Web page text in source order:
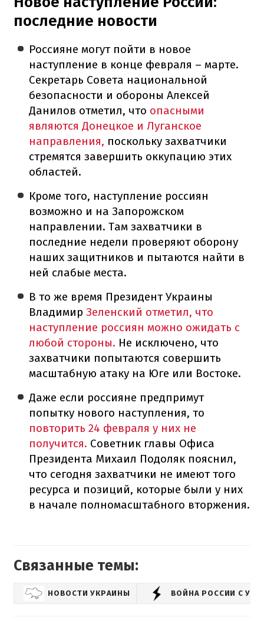
последние новости
Россияне могут пойти в новое
наступление в конце февраля – марте.
Секретарь Совета национальной
безопасности и обороны Алексей
Данилов отметил, что опасными
являются Донецкое и Луганское
направления, поскольку захватчики
стремятся завершить оккупацию этих
областей.
Кроме того, наступление россиян
возможно и на Запорожском
направлении. Там захватчики в
последние недели проверяют оборону
наших защитников и пытаются найти в
ней слабые места.
В то же время Президент Украины
Владимир Зеленский отметил, что
наступление россиян можно ожидать с
любой стороны. Не исключено, что
захватчики попытаются совершить
масштабную атаку на Юге или Востоке.
Даже если россияне предпримут
попытку нового наступления, то
повторить 24 февраля у них не
получится. Советник главы Офиса
Президента Михаил Подоляк пояснил,
что сегодня захватчики не имеют того
ресурса и позиций, которые были у них
в начале полномасштабного вторжения.
Связанные темы:
НОВОСТИ УКРАИНЫ ВОЙНА РОССИИ С